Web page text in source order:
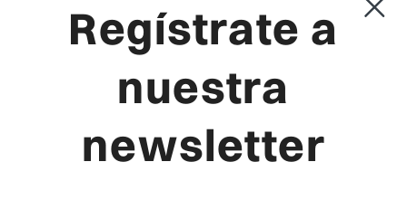
CONDICIONES GENERALES
CANAL DENUNCIA
JOYAS PARA HOMBRE
RELOJES PARA NIÑO
Viceroy Producto
Regístrate a
nuestra
newsletter